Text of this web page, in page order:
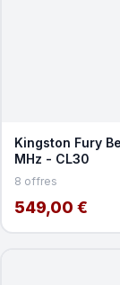
Kingston Fury
MHz - CL30
8 offres
549,00 €